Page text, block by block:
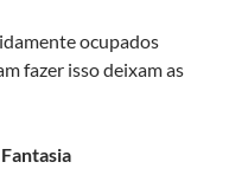
ocupados
fazer isso deixam as